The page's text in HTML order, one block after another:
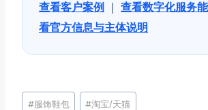
查看客户案例 ｜ 查看数字化服务
看官方信息与主体说明
文
#服饰鞋包 #淘宝/天猫